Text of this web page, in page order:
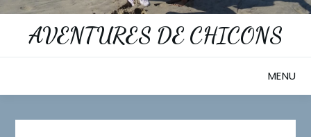
AVENTURES DE CHICONS
MENU